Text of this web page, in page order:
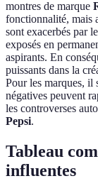
montres de marque
fonctionnalité, mais
sont exacerbés par
exposés en
aspirants. En
puissants dans la
Pour les marques, il
négatives peuvent
les controverses
Pepsi.
Tableau
influentes